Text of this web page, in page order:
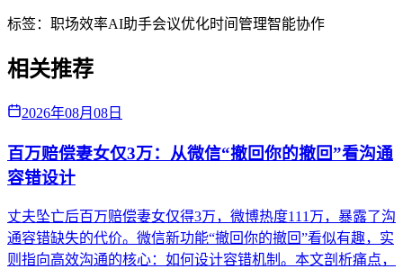
标签： 职场效率AI助手会议优化时间管理智能协作
相关推荐
2026年08月08日
百万赔偿妻女仅3万：从微信“撤回你的撤回”看沟通
容错设计
丈夫坠亡后百万赔偿妻女仅得3万，微博热度111万，暴露了沟
通容错缺失的代价。微信新功能“撤回你的撤回”看似有趣，实
则指向高效沟通的核心：如何设计容错机制。本文剖析痛点，